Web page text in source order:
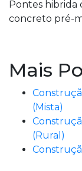
Pontes hibrida
concreto pré-
Mais
(Mista)
(Rural)